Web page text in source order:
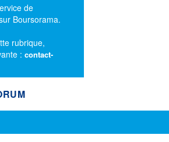
de
Boursorama.
rubrique,
: contact-